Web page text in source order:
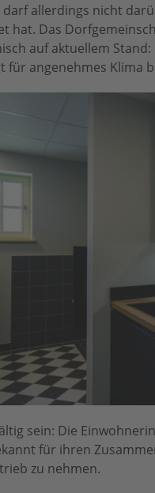
allerdings nicht
hat. Das
auf aktuellem
für angenehmes Klima
sein: Die
für ihren
zu nehmen.